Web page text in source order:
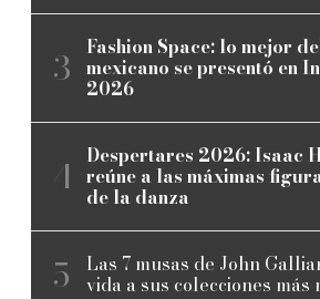
Fashion Space: lo mejor
mexicano se presentó en
2026
Despertares 2026: Isaac
reúne a las máximas
de la danza
Las 7 musas de John
vida a sus colecciones más